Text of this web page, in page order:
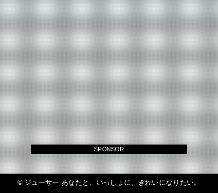
© ジューサー あなたと、いっしょに、きれいになりたい。
SPONSOR